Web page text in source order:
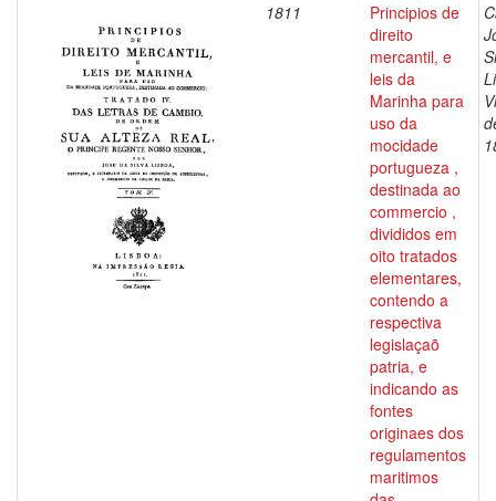
1811
Principios de
direito
mercantil, e
leis da
Marinha para
uso da
mocidade
portugueza ,
destinada ao
commercio ,
divididos em
oito tratados
elementares,
contendo a
respectiva
legislaçaõ
patria, e
indicando as
fontes
originaes dos
regulamentos
maritimos